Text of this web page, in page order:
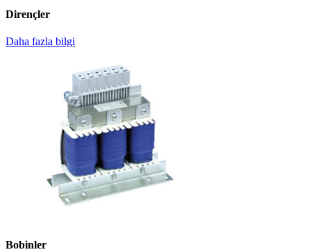
Dirençler
Daha fazla bilgi
Bobinler